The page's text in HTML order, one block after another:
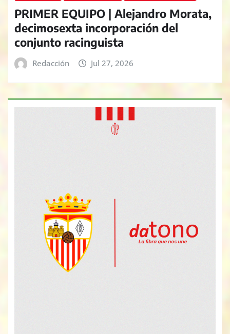
PRIMER EQUIPO | Alejandro Morata,
decimosexta incorporación del
conjunto racinguista
Redacción Jul 27, 2026